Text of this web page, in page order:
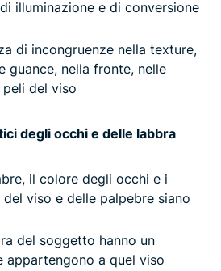
illuminazione e di conversione
di incongruenze nella texture,
guance, nella fronte, nelle
del viso
degli occhi e delle labbra
il colore degli occhi e i
viso e delle palpebre siano
del soggetto hanno un
appartengono a quel viso